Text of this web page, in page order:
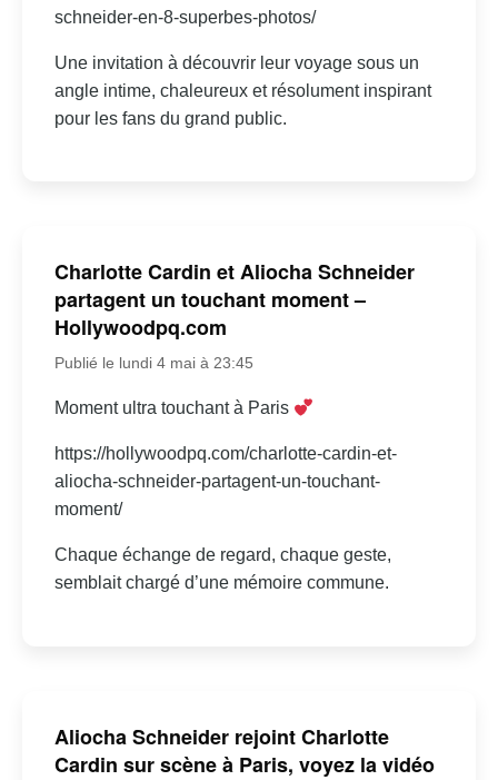
schneider-en-8-superbes-photos/
Une invitation à découvrir leur voyage sous un
angle intime, chaleureux et résolument inspirant
pour les fans du grand public.
Charlotte Cardin et Aliocha Schneider
partagent un touchant moment –
Hollywoodpq.com
Publié le lundi 4 mai à 23:45
Moment ultra touchant à Paris
https://hollywoodpq.com/charlotte-cardin-et-
aliocha-schneider-partagent-un-touchant-
moment/
Chaque échange de regard, chaque geste,
semblait chargé d’une mémoire commune.
Aliocha Schneider rejoint Charlotte
Cardin sur scène à Paris, voyez la vidéo